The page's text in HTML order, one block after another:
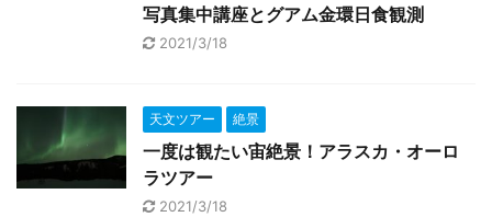
写真集中講座とグアム金環日食観測
2021/3/18
天文ツアー 絶景
一度は観たい宙絶景！アラスカ・オーロ
ラツアー
2021/3/18